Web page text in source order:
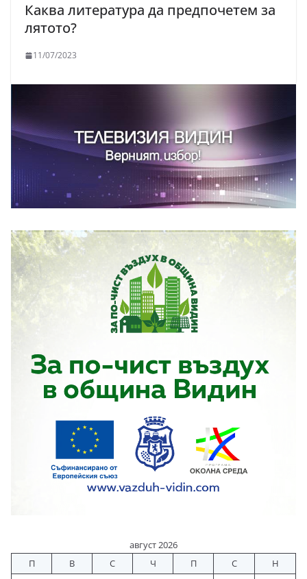
Каква литература да предпочетем за
лятото?
11/07/2023
август 2026
П
В С Ч П С
Н